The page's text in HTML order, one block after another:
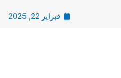
فبراير 22, 2025